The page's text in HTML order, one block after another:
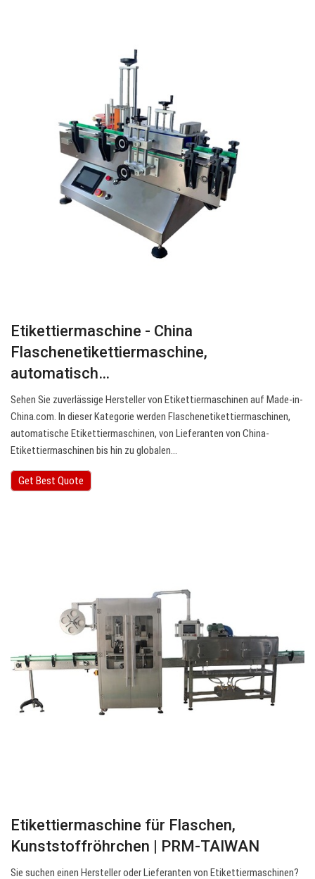
Etikettiermaschine - China
Flaschenetikettiermaschine,
automatisch…
Sehen Sie zuverlässige Hersteller von Etikettiermaschinen auf Made-in-
China.com. In dieser Kategorie werden Flaschenetikettiermaschinen,
automatische Etikettiermaschinen, von Lieferanten von China-
Etikettiermaschinen bis hin zu globalen…
Get Best Quote
Etikettiermaschine für Flaschen,
Kunststoffröhrchen | PRM-TAIWAN
Sie suchen einen Hersteller oder Lieferanten von Etikettiermaschinen?